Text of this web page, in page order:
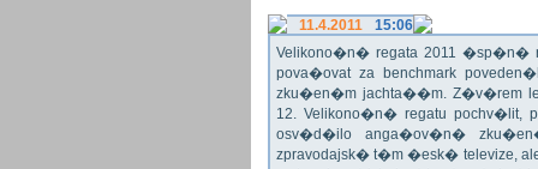
11.4.2011
15:06
Velikono�n� regata 2011 �sp�n�
pova�ovat za benchmark
zku�en�m jachta��m. Z�v�rem
12. Velikono�n� regatu
osv�d�ilo anga�ov�n�
zpravodajsk� t�m �esk� televize,